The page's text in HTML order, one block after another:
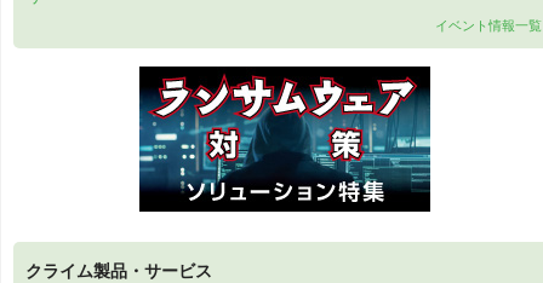
イベント情報一覧
クライム製品・サービス